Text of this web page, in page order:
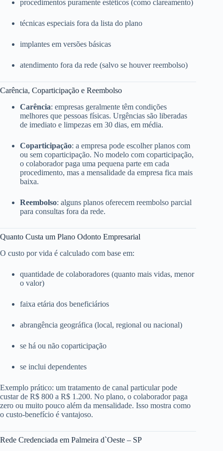
procedimentos puramente estéticos (como clareamento)
técnicas especiais fora da lista do plano
implantes em versões básicas
atendimento fora da rede (salvo se houver reembolso)
Carência, Coparticipação e Reembolso
Carência: empresas geralmente têm condições
melhores que pessoas físicas. Urgências são liberadas
de imediato e limpezas em 30 dias, em média.
Coparticipação: a empresa pode escolher planos com
ou sem coparticipação. No modelo com coparticipação,
o colaborador paga uma pequena parte em cada
procedimento, mas a mensalidade da empresa fica mais
baixa.
Reembolso: alguns planos oferecem reembolso parcial
para consultas fora da rede.
Quanto Custa um Plano Odonto Empresarial
O custo por vida é calculado com base em:
quantidade de colaboradores (quanto mais vidas, menor
o valor)
faixa etária dos beneficiários
abrangência geográfica (local, regional ou nacional)
se há ou não coparticipação
se inclui dependentes
Exemplo prático: um tratamento de canal particular pode
custar de R$ 800 a R$ 1.200. No plano, o colaborador paga
zero ou muito pouco além da mensalidade. Isso mostra como
o custo-benefício é vantajoso.
Rede Credenciada em Palmeira d`Oeste – SP